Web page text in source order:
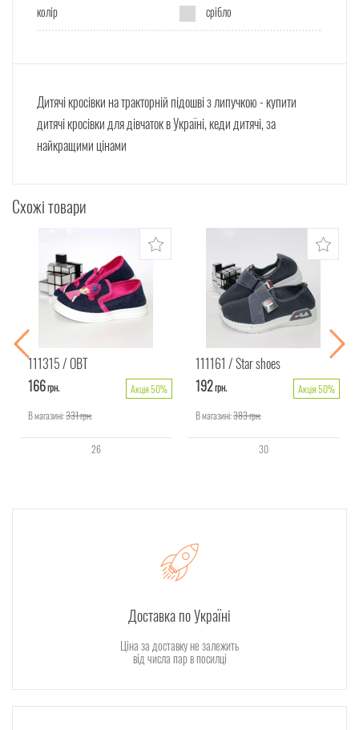
колір срібло
Дитячі кросівки на тракторній підошві з липучкою - купити
дитячі кросівки для дівчаток в Україні, кеди дитячі, за
найкращими цінами
Схожі товари
111315 ОВТ
166грн.
Акція 50%
В магазині:331грн.
26
111161 Star shoes
192грн.
Акція 50%
В магазині:383грн.
30
Доставка по Україні
Ціна за доставку не залежить
від числа пар в посилці